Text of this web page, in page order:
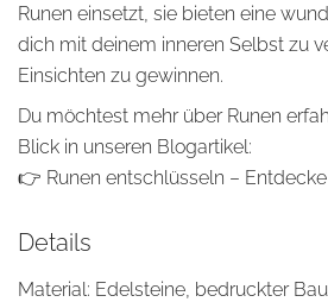
Runen einsetzt, sie bieten eine
dich mit deinem inneren Selbst zu
Einsichten zu gewinnen.
Du möchtest mehr über Runen
Blick in unseren Blogartikel:
👉 Runen entschlüsseln –
Details
Material: Edelsteine, bedruckter